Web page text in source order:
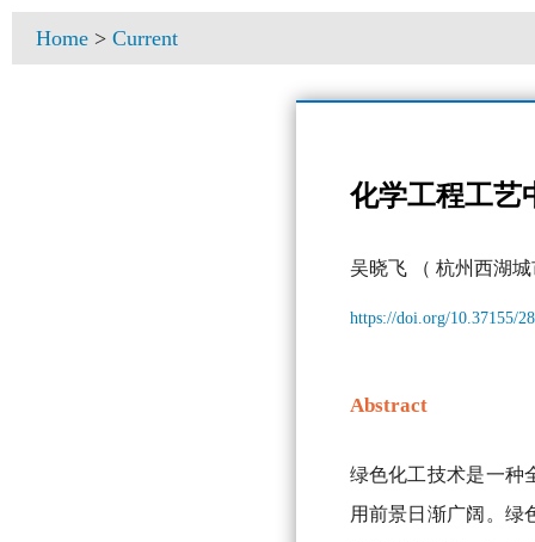
Home > Current
化学工程工艺
吴晓飞 （ 杭州西湖
https://doi.org/10.37155/
Abstract
绿色化工技术是一种
用前景日渐广阔。绿